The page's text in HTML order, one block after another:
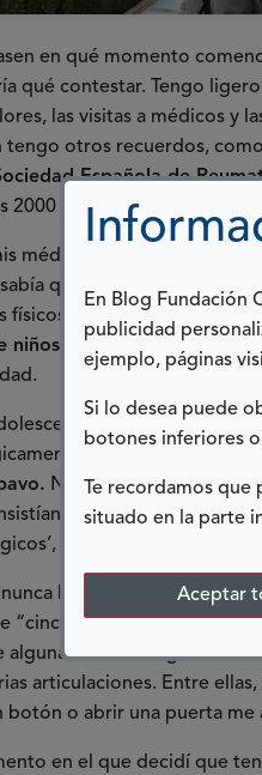
En Blog Fundación
publicidad
ejemplo, páginas
Si lo desea puede
botones inferiores
Te recordamos que
situado en la parte
Aceptar
en qué momento
qué contestar. Tengo
las visitas a médicos y
tengo otros recuerdos,
Española de
2000 en un precioso lugar de
médicos siempre trataron
qué era mi enfermedad,
físicos… y casi nunca
niños y niñas de mi edad,
hicieron más
Yo
era una
No me extenderé en
en “ir abrigada”. Fue
que en aquel
ha sido un problema y
“cinco minutos más” para
alguna manera, llegó hace
articulaciones. Entre
botón o abrir una puerta me
en el que decidí que